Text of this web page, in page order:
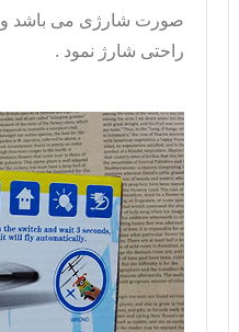
صورت شارژی می باشد و
راحتی شارژ نمود .